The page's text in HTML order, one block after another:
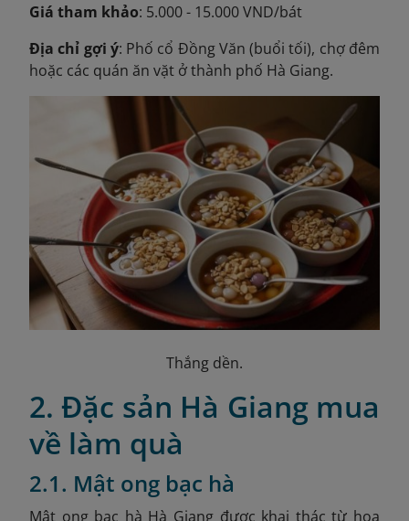
Giá tham khảo: 5.000 - 15.000 VND/bát
Địa chỉ gợi ý: Phố cổ Đồng Văn (buổi tối), chợ đêm
hoặc các quán ăn vặt ở thành phố Hà Giang.
Thắng dền.
2. Đặc sản Hà Giang mua
về làm quà
2.1. Mật ong bạc hà
Mật ong bạc hà Hà Giang được khai thác từ hoa